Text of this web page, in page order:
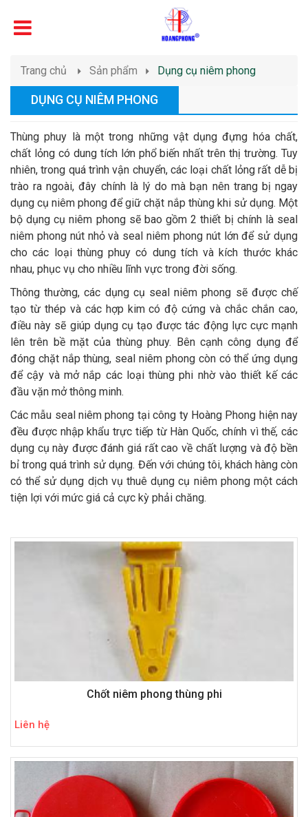
Trang chủ Sản phẩm Dụng cụ niêm phong
DỤNG CỤ NIÊM PHONG
Thùng phuy là một trong những vật dụng đựng hóa chất,
chất lỏng có dung tích lớn phổ biến nhất trên thị trường. Tuy
nhiên, trong quá trình vận chuyển, các loại chất lỏng rất dễ bị
trào ra ngoài, đây chính là lý do mà bạn nên trang bị ngay
dụng cụ niêm phong để giữ chặt nắp thùng khi sử dụng. Một
bộ dụng cụ niêm phong sẽ bao gồm 2 thiết bị chính là seal
niêm phong nút nhỏ và seal niêm phong nút lớn để sử dụng
cho các loại thùng phuy có dung tích và kích thước khác
nhau, phục vụ cho nhiều lĩnh vực trong đời sống.
Thông thường, các dụng cụ seal niêm phong sẽ được chế
tạo từ thép và các hợp kim có độ cứng và chắc chắn cao,
điều này sẽ giúp dụng cụ tạo được tác động lực cực mạnh
lên trên bề mặt của thùng phuy. Bên cạnh công dụng để
đóng chặt nắp thùng, seal niêm phong còn có thể ứng dụng
để cậy và mở nắp các loại thùng phi nhờ vào thiết kế các
đầu vặn mở thông minh.
Các mẫu seal niêm phong tại công ty Hoàng Phong hiện nay
đều được nhập khẩu trực tiếp từ Hàn Quốc, chính vì thế, các
dụng cụ này được đánh giá rất cao về chất lượng và độ bền
bỉ trong quá trình sử dụng. Đến với chúng tôi, khách hàng còn
có thể sử dụng dịch vụ thuê dụng cụ niêm phong một cách
tiện lợi với mức giá cả cực kỳ phải chăng.
Chốt niêm phong thùng phi
Liên hệ